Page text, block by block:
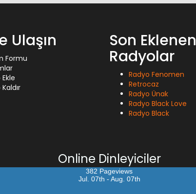
Ulaşın
Formu
Son Eklenen
Radyolar
Radyo Fenomen
Retrocaz
Radyo Ünak
Radyo Black Love
Radyo Black
Online Dinleyiciler
382 Pageviews
Jul. 07th - Aug. 07th